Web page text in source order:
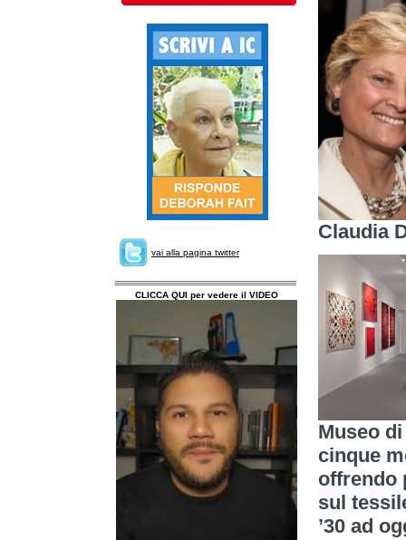
vai alla pagina twitter
CLICCA QUI per vedere il VIDEO
Claudia
Museo
cinque
offrendo
sul
’30 ad